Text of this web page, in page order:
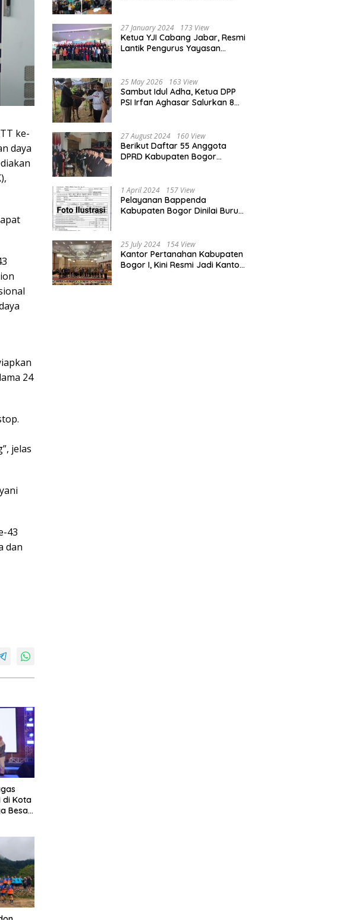
ke-
daya
24
jelas
43
dan
di Kota
Besar
Berakhir Damai
27 January 2024 173 View
Ketua YJI Cabang Jabar, Resmi
Lantik Pengurus Yayasan
25 May 2026 163 View
Sambut Idul Adha, Ketua DPP
PSI Irfan Aghasar Salurkan 8
27 August 2024 160 View
Berikut Daftar 55 Anggota
DPRD Kabupaten Bogor
1 April 2024 157 View
Pelayanan Bappenda
Kabupaten Bogor Dinilai Buruk,
25 July 2024 154 View
Kantor Pertanahan Kabupaten
Bogor I, Kini Resmi Jadi Kantor